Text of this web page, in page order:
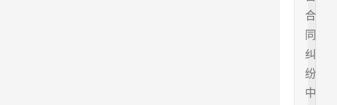
合
同
纠
纷
中